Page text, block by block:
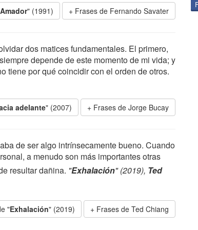
" (1991) Frases de Fernando Savater
dos matices fundamentales. El primero,
depende de este momento de mi vida; y
tiene por qué coincidir con el orden de otros.
adelante" (2007) Frases de Jorge Bucay
de ser algo intrínsecamente bueno. Cuando
a menudo son más importantes otras
resultar dañina. "Exhalación" (2019), Ted
"Exhalación" (2019) Frases de Ted Chiang